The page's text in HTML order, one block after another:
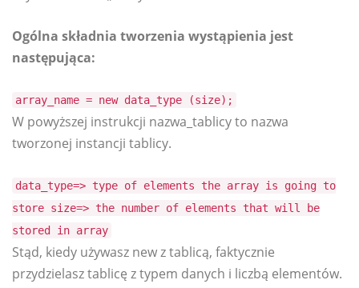
Ogólna składnia tworzenia wystąpienia jest
następująca:
array_name = new data_type (size);
W powyższej instrukcji nazwa_tablicy to nazwa
tworzonej instancji tablicy.
data_type=> type of elements the array is going to
store size=> the number of elements that will be
stored in array
Stąd, kiedy używasz new z tablicą, faktycznie
przydzielasz tablicę z typem danych i liczbą elementów.